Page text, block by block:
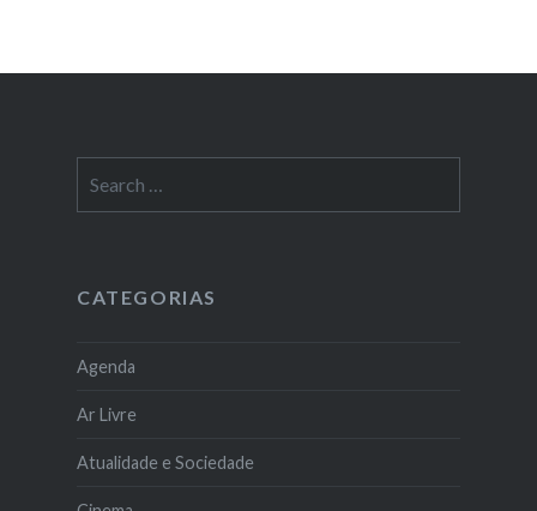
for:
CATEGORIAS
Agenda
Ar Livre
Atualidade e Sociedade